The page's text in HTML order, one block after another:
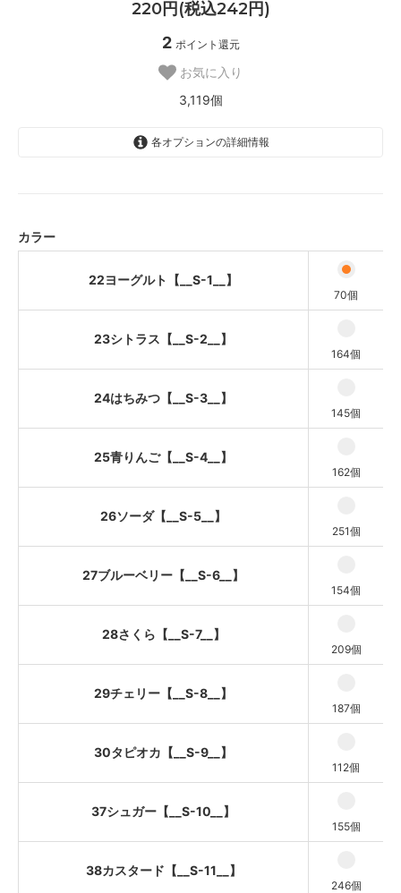
220円(税込242円)
2 ポイント還元
お気に入り
3,119個
各オプションの詳細情報
38カスタード【__S-11__】
40エメラルド【__S-13__】
41アクア【__S-14__】
42ファンシー【__S-15__】
43キュート【__S-16__】
45ナイト【__S-18__】
カラー
22ヨーグルト【__S-1__】
70個
23シトラス【__S-2__】
164個
24はちみつ【__S-3__】
145個
25青りんご【__S-4__】
162個
26ソーダ【__S-5__】
251個
27ブルーベリー【__S-6__】
154個
28さくら【__S-7__】
209個
29チェリー【__S-8__】
187個
30タピオカ【__S-9__】
112個
37シュガー【__S-10__】
155個
38カスタード【__S-11__】
246個